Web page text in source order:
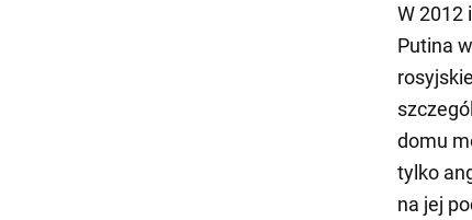
W 2012
Putina
domu
tylko
na jej